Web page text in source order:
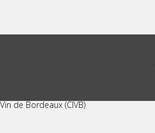
Vin de Bordeaux (CIVB)